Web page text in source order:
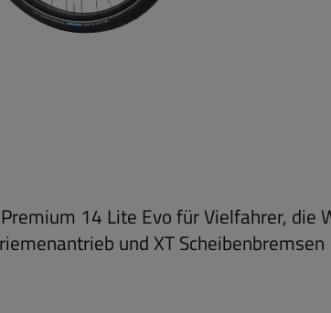
14 Lite Evo für Vielfahrer,
und XT Scheibenbremsen